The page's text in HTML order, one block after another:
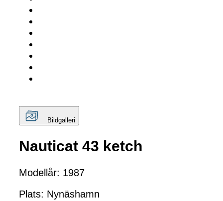
Bildgalleri
Nauticat 43 ketch
Modellår: 1987
Plats: Nynäshamn